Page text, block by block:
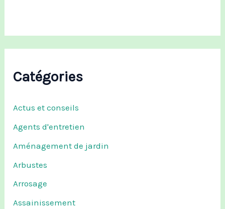
Catégories
Actus et conseils
Agents d'entretien
Aménagement de jardin
Arbustes
Arrosage
Assainissement